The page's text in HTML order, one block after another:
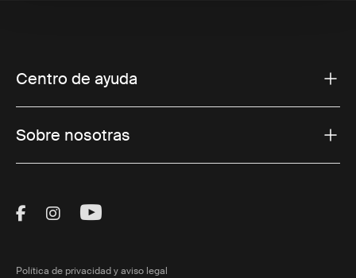
Centro de ayuda
Sobre nosotras
Visit Thule on Facebook (external link)
Visit Thule on Instagram (external link)
Visit Thule on Youtube (external
Política de privacidad y aviso legal